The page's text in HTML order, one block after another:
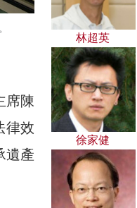
席陳
律效
遺產
林超英
徐家健